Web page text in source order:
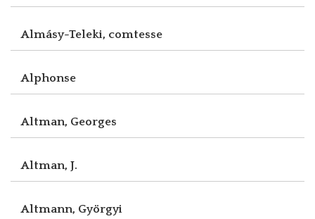
Almásy-Teleki, comtesse
Alphonse
Altman, Georges
Altman, J.
Altmann, Györgyi